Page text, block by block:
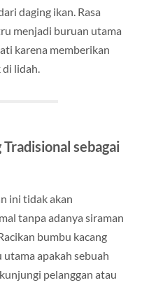
daging ikan. Rasa
menjadi buruan utama
karena memberikan
di lidah.
sebagai
ini tidak akan
tanpa adanya siraman
bumbu kacang
apakah sebuah
pelanggan atau